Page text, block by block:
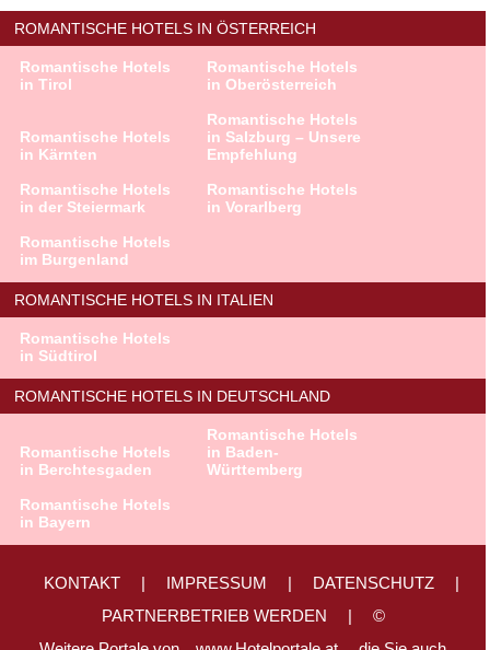
ROMANTISCHE HOTELS IN ÖSTERREICH
Romantische Hotels
in Tirol
Romantische Hotels
in Oberösterreich
Romantische Hotels
in Kärnten
Romantische Hotels
in Salzburg – Unsere
Empfehlung
Romantische Hotels
in der Steiermark
Romantische Hotels
in Vorarlberg
Romantische Hotels
im Burgenland
ROMANTISCHE HOTELS IN ITALIEN
Romantische Hotels
in Südtirol
ROMANTISCHE HOTELS IN DEUTSCHLAND
Romantische Hotels
in Berchtesgaden
Romantische Hotels
in Baden-
Württemberg
Romantische Hotels
in Bayern
KONTAKT | IMPRESSUM | DATENSCHUTZ
|
PARTNERBETRIEB WERDEN
|
©